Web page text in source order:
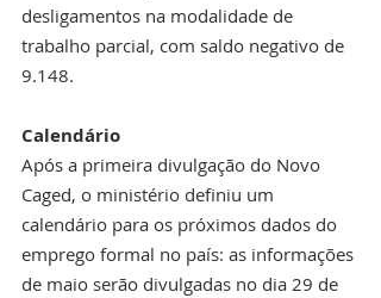
desligamentos na modalidade de
trabalho parcial, com saldo negativo de
9.148.
Calendário
Após a primeira divulgação do Novo
Caged, o ministério definiu um
calendário para os próximos dados do
emprego formal no país: as informações
de maio serão divulgadas no dia 29 de